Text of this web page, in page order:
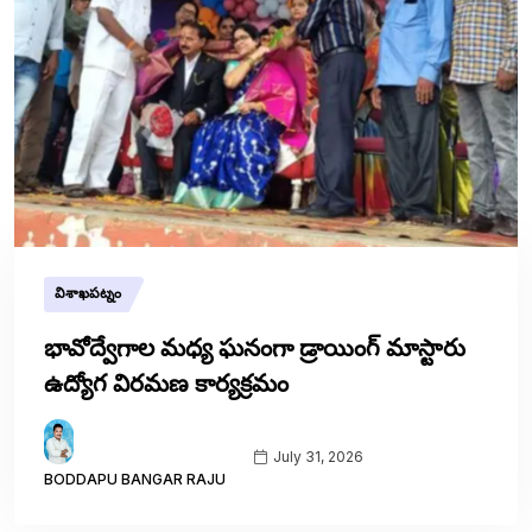
విశాఖపట్నం
భావోద్వేగాల మధ్య ఘనంగా డ్రాయింగ్ మాస్టారు
ఉద్యోగ విరమణ కార్యక్రమం
BODDAPU BANGAR RAJU
July 31, 2026